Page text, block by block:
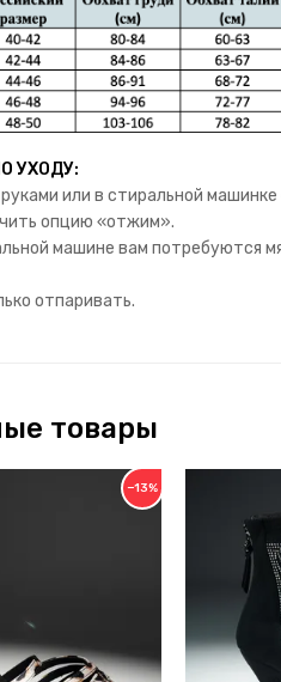
УХОДУ:
или в стиральной
опцию «отжим».
машине вам потребуются
отпаривать.
товары
−13%